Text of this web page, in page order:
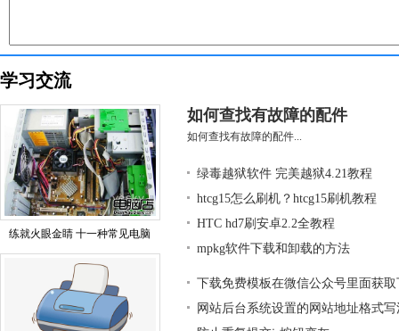
学习交流
练就火眼金睛 十一种常见电脑
如何查找有故障的配件
如何查找有故障的配件...
绿毒越狱软件 完美越狱4.21教程
htcg15怎么刷机？htcg15刷机教程
HTC hd7刷安卓2.2全教程
mpkg软件下载和卸载的方法
下载免费模板在微信公众号里面获
网站后台系统设置的网站地址格式写